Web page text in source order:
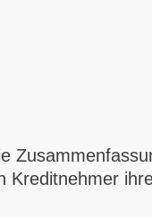
Kreditnehmer